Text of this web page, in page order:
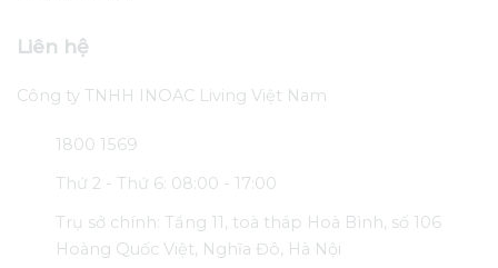
Liên hệ
Công ty TNHH INOAC Living Việt Nam
1800 1569
Thứ 2 - Thứ 6: 08:00 - 17:00
Trụ sở chính: Tầng 11, toà tháp Hoà Bình, số 106
Hoàng Quốc Việt, Nghĩa Đô, Hà Nội